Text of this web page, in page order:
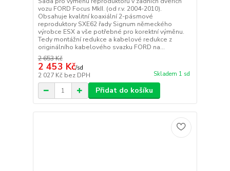
vozu FORD Focus MkII. (od r.v. 2004-2010).
Obsahuje kvalitní koaxiální 2-pásmové
reproduktory SXE62 řady Signum německého
výrobce ESX a vše potřebné pro korektní výměnu.
Tedy montážní redukce a kabelové redukce z
originálního kabelového svazku FORD na...
2 653 Kč
2 453 Kč/sd
2 027 Kč bez DPH Skladem 1 sd
Přidat do košíku